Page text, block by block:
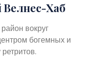
Хаб
вокруг
богемных и